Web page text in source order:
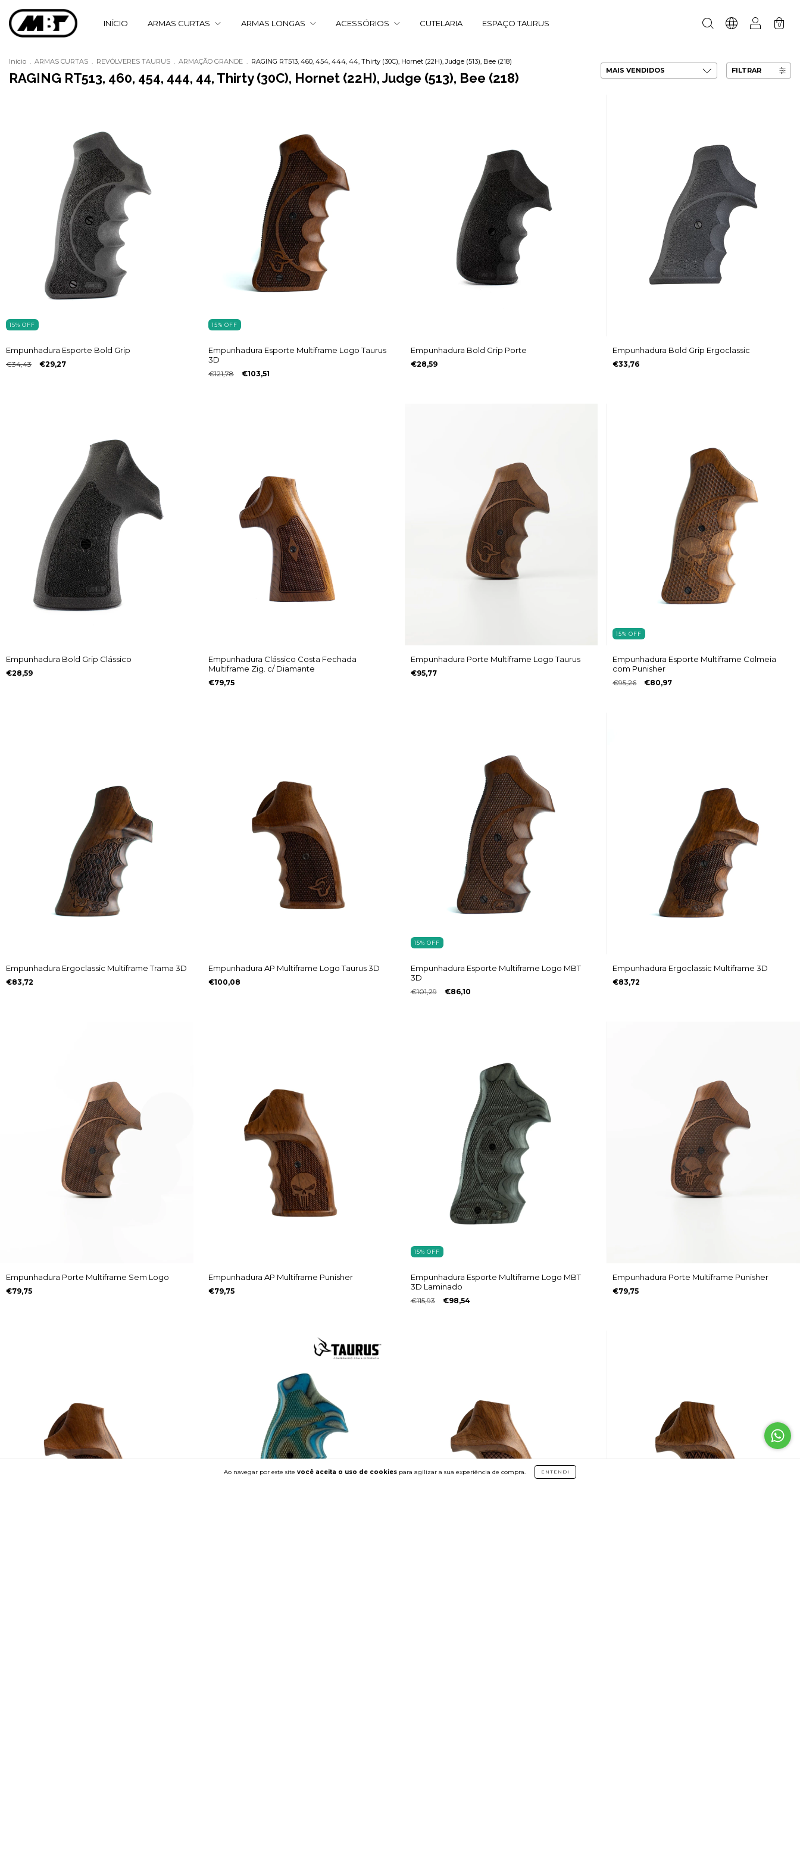
INÍCIO ARMAS CURTAS ARMAS LONGAS ACESSÓRIOS CUTELARIA ESPAÇO TAURUS 0
Ao navegar por este site você aceita o uso de cookies para agilizar a sua experiência de compra. ENTENDI
Início . ARMAS CURTAS . REVÓLVERES TAURUS . ARMAÇÃO GRANDE . RAGING RT513, 460, 454, 444, 44, Thirty (30C), Hornet (22H), Judge (513), Bee (218)
RAGING RT513, 460, 454, 444, 44, Thirty (30C), Hornet (22H), Judge (513), Bee (218) FILTRAR
15% OFF
Empunhadura Esporte Bold Grip
€34,43 €29,27
15% OFF
Empunhadura Esporte Multiframe Logo Taurus
3D
€121,78 €103,51
Empunhadura Bold Grip Porte
€28,59
Empunhadura Bold Grip Ergoclassic
€33,76
Empunhadura Bold Grip Clássico
€28,59
Empunhadura Clássico Costa Fechada
Multiframe Zig. c/ Diamante
€79,75
Empunhadura Porte Multiframe Logo Taurus
€95,77
15%OFF
Empunhadura Esporte Multiframe Colmeia
com Punisher
€95,26 €80,97
Empunhadura Ergoclassic Multiframe Trama 3D
€83,72
Empunhadura AP Multiframe Logo Taurus 3D
€100,08
15% OFF
Empunhadura Esporte Multiframe Logo MBT
3D
€101,29 €86,10
Empunhadura Ergoclassic Multiframe 3D
€83,72
Empunhadura Porte Multiframe Sem Logo
€79,75
Empunhadura AP Multiframe Punisher
€79,75
15% OFF
Empunhadura Esporte Multiframe Logo MBT
3D Laminado
€115,93 €98,54
Empunhadura Porte Multiframe Punisher
€79,75